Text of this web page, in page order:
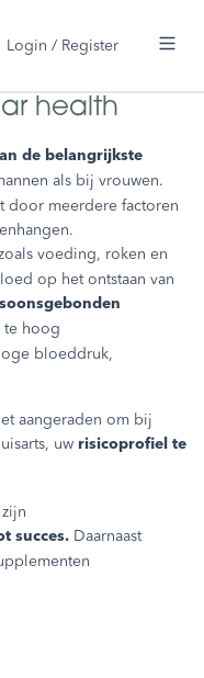
Login / Register
health
de belangrijkste
als bij vrouwen.
door meerdere factoren
voeding, roken en
op het ontstaan van
te hoog
bloeddruk,
aangeraden om bij
uw risicoprofiel te
succes. Daarnaast